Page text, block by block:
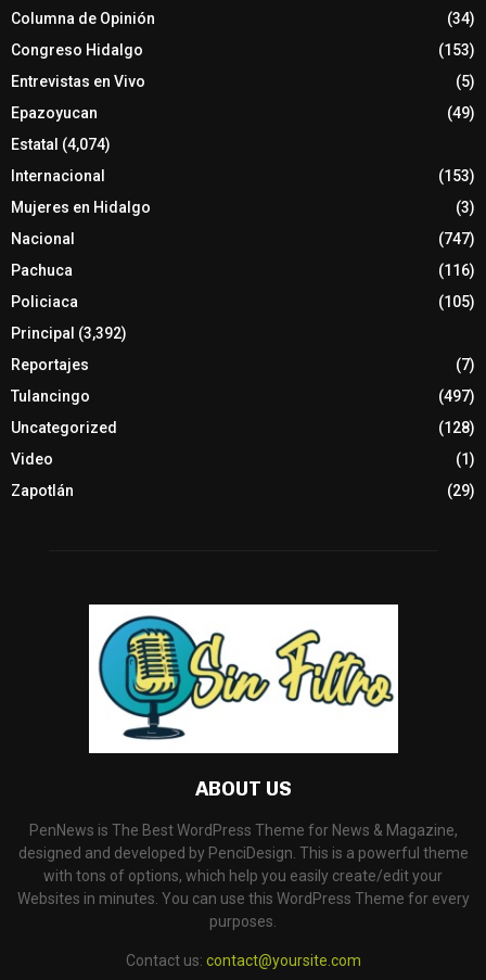
Columna de Opinión
(34)
Congreso Hidalgo
(153)
Entrevistas en Vivo
(5)
Epazoyucan
(49)
Estatal (4,074)
Internacional
(153)
Mujeres en Hidalgo
(3)
Nacional
(747)
Pachuca
(116)
Policiaca
(105)
Principal (3,392)
Reportajes
(7)
Tulancingo
(497)
Uncategorized
(128)
Video
(1)
Zapotlán
(29)
ABOUT US
PenNews is The Best WordPress Theme for News & Magazine,
designed and developed by PenciDesign. This is a powerful theme
with tons of options, which help you easily create/edit your
Websites in minutes. You can use this WordPress Theme for every
purposes.
Contact us: contact@yoursite.com